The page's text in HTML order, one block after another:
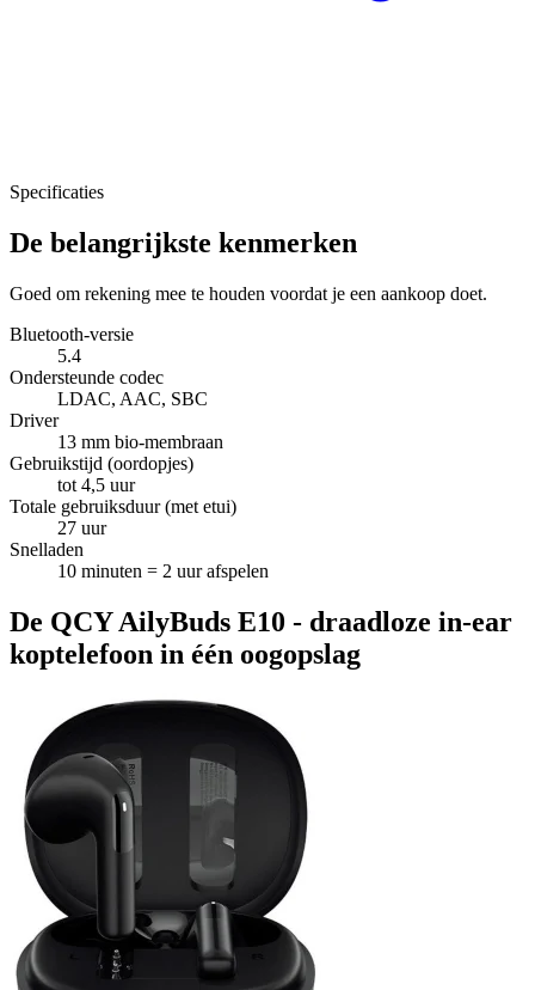
Specificaties
De belangrijkste kenmerken
Goed om rekening mee te houden voordat je een aankoop doet.
Bluetooth-versie
5.4
Ondersteunde codec
LDAC, AAC, SBC
Driver
13 mm bio-membraan
Gebruikstijd (oordopjes)
tot 4,5 uur
Totale gebruiksduur (met etui)
27 uur
Snelladen
10 minuten = 2 uur afspelen
De QCY AilyBuds E10 - draadloze in-ear
koptelefoon in één oogopslag